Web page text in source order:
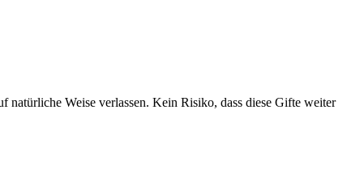
Weise verlassen. Kein Risiko, dass diese Gifte weiter